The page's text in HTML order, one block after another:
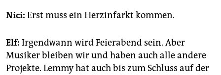
Nici: Erst muss ein Herzinfarkt kommen.
Elf: Irgendwann wird Feierabend sein. Aber
Musiker bleiben wir und haben auch alle andere
Projekte. Lemmy hat auch bis zum Schluss auf der